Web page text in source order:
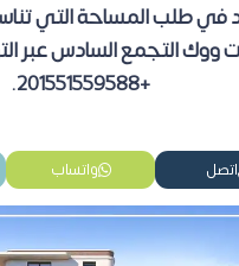
في طلب المساحة التي
ووك التجمع السادس عبر
+201551559588.
اتصل واتساب